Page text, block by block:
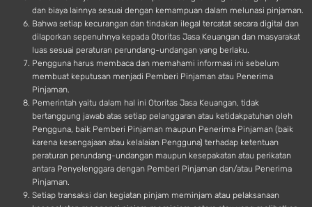
dan biaya lainnya sesuai dengan kemampuan dalam melunasi pinjaman.
Bahwa setiap kecurangan dan tindakan ilegal tercatat secara digital dan
dilaporkan sepenuhnya kepada Otoritas Jasa Keuangan dan masyarakat
luas sesuai peraturan perundang-undangan yang berlaku.
Pengguna harus membaca dan memahami informasi ini sebelum
membuat keputusan menjadi Pemberi Pinjaman atau Penerima
Pinjaman.
Pemerintah yaitu dalam hal ini Otoritas Jasa Keuangan, tidak
bertanggung jawab atas setiap pelanggaran atau ketidakpatuhan oleh
Pengguna, baik Pemberi Pinjaman maupun Penerima Pinjaman (baik
karena kesengajaan atau kelalaian Pengguna) terhadap ketentuan
peraturan perundang-undangan maupun kesepakatan atau perikatan
antara Penyelenggara dengan Pemberi Pinjaman dan/atau Penerima
Pinjaman.
Setiap transaksi dan kegiatan pinjam meminjam atau pelaksanaan